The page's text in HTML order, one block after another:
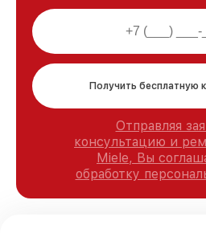
Получить бесплатную
Отправляя
консультацию и
Miele, Вы
обработку